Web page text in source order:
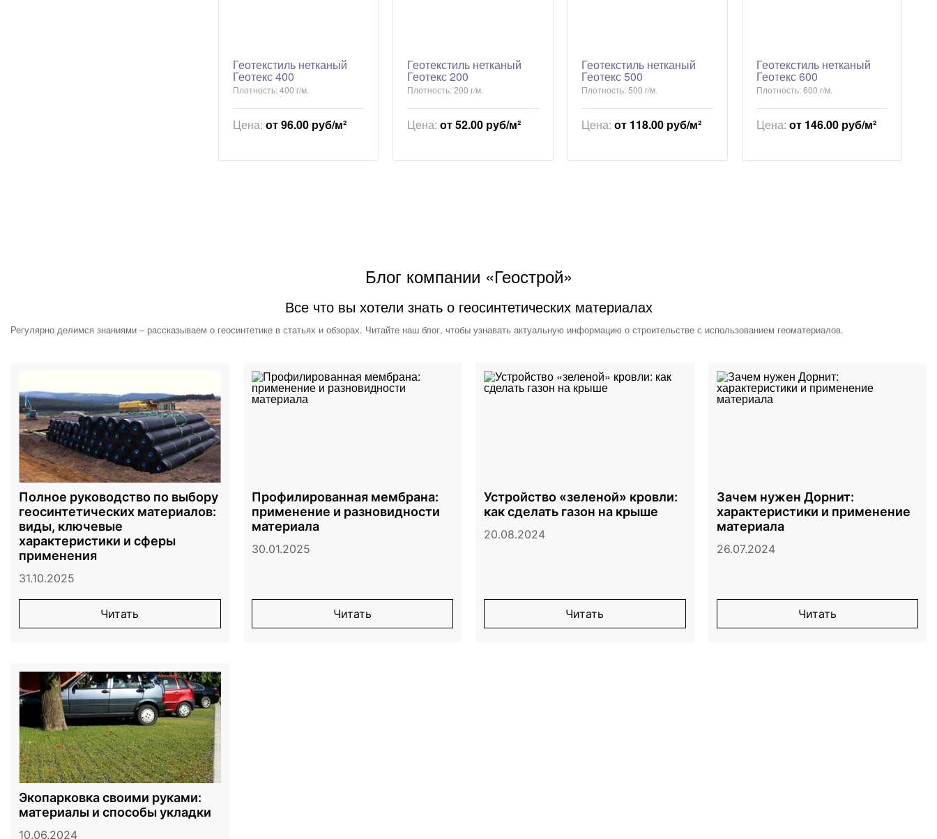
Геотекстиль нетканый
Геотекс 400
Плотность: 400 г/м.
Цена: от 96.00 руб/м²
Геотекстиль нетканый
Геотекс 200
Плотность: 200 г/м.
Цена: от 52.00 руб/м²
Геотекстиль нетканый
Геотекс 500
Плотность: 500 г/м.
Цена:от 118.00 руб/м²
Геотекстиль нетканый
Геотекс 600
Плотность: 600 г/м.
Цена: от 146.00 руб/м²
Блог компании «Геострой»
Все что вы хотели знать о геосинтетических материалах
Регулярно делимся знаниями – рассказываем о геосинтетике в статьях и обзорах. Читайте наш блог, чтобы узнавать актуальную информацию о строительстве с использованием геоматериалов.
Полное руководство по выбору
геосинтетических материалов:
виды, ключевые
характеристики и сферы
применения
31.10.2025
Читать
Профилированная мембрана:
применение и разновидности
материала
30.01.2025
Читать
Устройство «зеленой» кровли:
как сделать газон на крыше
20.08.2024
Читать
Зачем нужен Дорнит:
характеристики и применение
материала
26.07.2024
Читать
Экопарковка своими руками:
материалы и способы укладки
10.06.2024